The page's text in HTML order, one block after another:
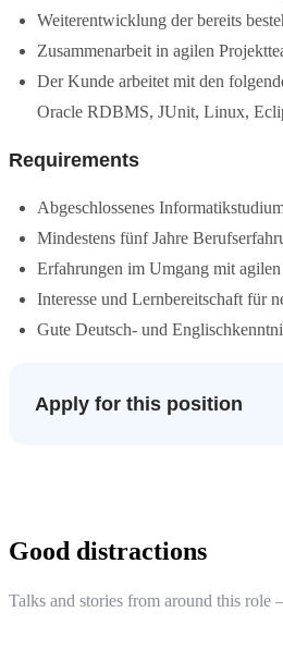
Weiterentwicklung der bereits
Zusammenarbeit in agilen
Der Kunde arbeitet mit den
Oracle RDBMS, JUnit, Linux,
Requirements
Abgeschlossenes
Mindestens fünf Jahre
Erfahrungen im Umgang mit
Interesse und Lernbereitschaft für
Gute Deutsch- und
Apply for this position
Good distractions
Talks and stories from around this